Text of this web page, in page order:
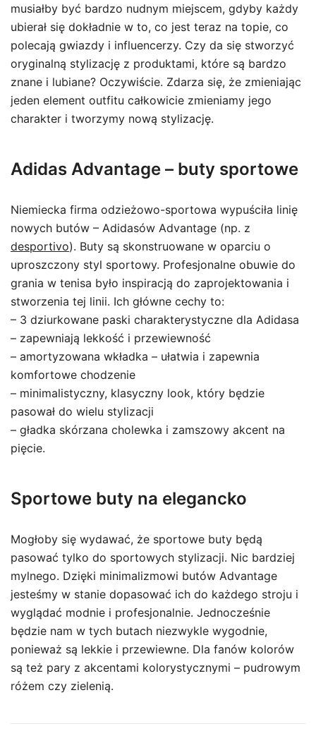
musiałby być bardzo nudnym miejscem, gdyby każdy
ubierał się dokładnie w to, co jest teraz na topie, co
polecają gwiazdy i influencerzy. Czy da się stworzyć
oryginalną stylizację z produktami, które są bardzo
znane i lubiane? Oczywiście. Zdarza się, że zmieniając
jeden element outfitu całkowicie zmieniamy jego
charakter i tworzymy nową stylizację.
Adidas Advantage – buty sportowe
Niemiecka firma odzieżowo-sportowa wypuściła linię
nowych butów – Adidasów Advantage (np. z
desportivo). Buty są skonstruowane w oparciu o
uproszczony styl sportowy. Profesjonalne obuwie do
grania w tenisa było inspiracją do zaprojektowania i
stworzenia tej linii. Ich główne cechy to:
– 3 dziurkowane paski charakterystyczne dla Adidasa
– zapewniają lekkość i przewiewność
– amortyzowana wkładka – ułatwia i zapewnia
komfortowe chodzenie
– minimalistyczny, klasyczny look, który będzie
pasował do wielu stylizacji
– gładka skórzana cholewka i zamszowy akcent na
pięcie.
Sportowe buty na elegancko
Mogłoby się wydawać, że sportowe buty będą
pasować tylko do sportowych stylizacji. Nic bardziej
mylnego. Dzięki minimalizmowi butów Advantage
jesteśmy w stanie dopasować ich do każdego stroju i
wyglądać modnie i profesjonalnie. Jednocześnie
będzie nam w tych butach niezwykle wygodnie,
ponieważ są lekkie i przewiewne. Dla fanów kolorów
są też pary z akcentami kolorystycznymi – pudrowym
różem czy zielenią.